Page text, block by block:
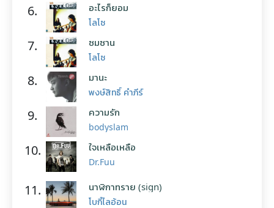
6. อะไรก็ยอม
โลโซ
7. ซมซาน
โลโซ
8. มานะ
พงษ์สิทธิ์ คำภีร์
9. ความรัก
bodyslam
10. ใจเหลือเหลือ
Dr.Fuu
11. นาฬิกาทราย (sign)
โบกี้ไลอ้อน